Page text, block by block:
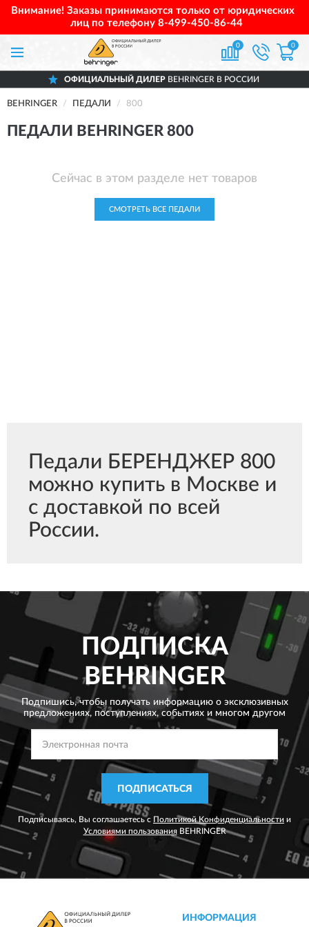
Внимание! Заказы принимаются только от юридических
лиц по телефону 8-499-450-86-44
0 0
ОФИЦИАЛЬНЫЙ ДИЛЕР BEHRINGER В РОССИИ
BEHRINGER ПЕДАЛИ 800
ПЕДАЛИ BEHRINGER 800
Сейчас в этом разделе нет товаров
СМОТРЕТЬ ВСЕ ПЕДАЛИ
Педали БЕРЕНДЖЕР 800
можно купить в Москве и
с доставкой по всей
России.
ПОДПИСКА
BEHRINGER
Подпишись, чтобы получать информацию о эксклюзивных
предложениях, поступлениях, событиях и многом другом
ПОДПИСАТЬСЯ
Подписываясь, Вы соглашаетесь с Политикой Конфиденциальности и
Условиями пользованияBEHRINGER
ИНФОРМАЦИЯ